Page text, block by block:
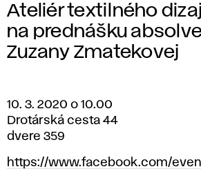
Ateliér textilného
na prednášku
Zuzany Zmatekovej
10. 3. 2020 o 10.00
Drotárská cesta 44
dvere 359
https://www.facebook.com/